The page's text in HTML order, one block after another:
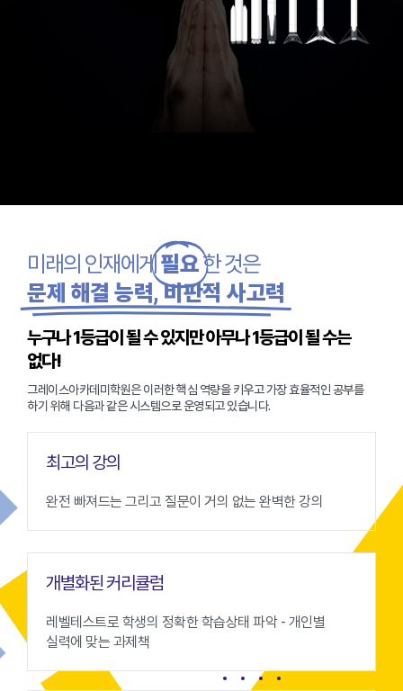
미래의 인재에게 필요한 것은
문제 해결 능력, 비판적 사고력
누구나 1등급이 될 수 있지만 아무나 1등급이 될 수는
없다!
그레이스아카데미학원은 이러한 핵심 역량을 키우고 가장 효율적인 공부를
하기 위해 다음과 같은 시스템으로 운영되고 있습니다.
최고의 강의
완전 빠져드는 그리고 질문이 거의 없는 완벽한 강의
개별화된 커리큘럼
레벨테스트로 학생의 정확한 학습상태 파악 - 개인별
실력에 맞는 과제책